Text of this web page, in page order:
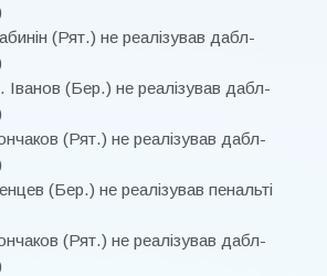
(Рят.) не реалізував дабл-
(Бер.) не реалізував дабл-
(Рят.) не реалізував дабл-
(Бер.) не реалізував пенальті
(Рят.) не реалізував дабл-